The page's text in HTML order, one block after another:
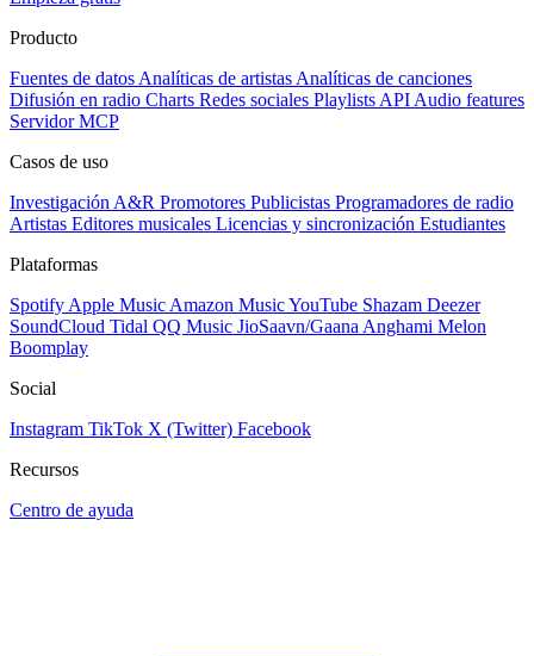
Producto
Fuentes de datos Analíticas de artistas Analíticas de canciones
Difusión en radio Charts Redes sociales Playlists API Audio features
Servidor MCP
Casos de uso
Investigación A&R Promotores Publicistas Programadores de radio
Artistas Editores musicales Licencias y sincronización Estudiantes
Plataformas
Spotify Apple Music Amazon MusicYouTube Shazam Deezer
SoundCloud Tidal QQ Music JioSaavn/Gaana Anghami Melon
Boomplay
Social
Instagram TikTok X (Twitter) Facebook
Recursos
Centro de ayuda